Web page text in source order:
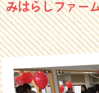
みはらしファー